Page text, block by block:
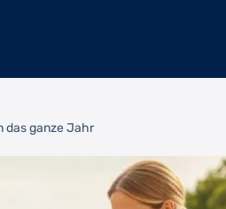
das ganze Jahr